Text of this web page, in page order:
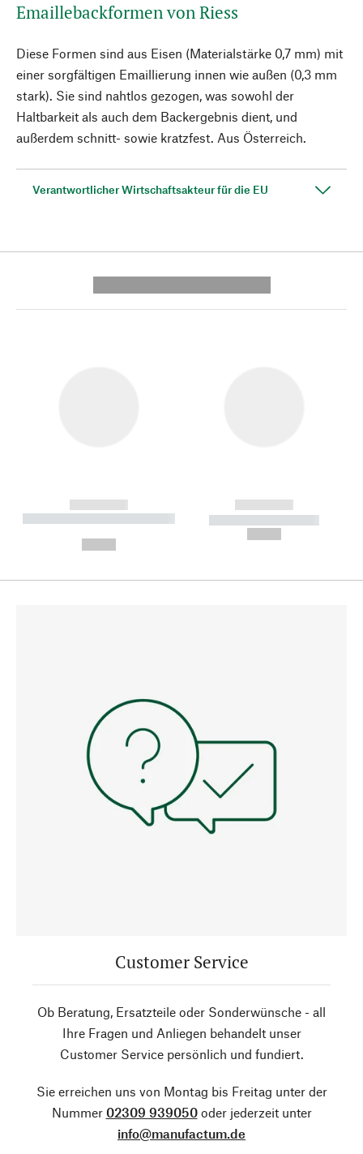
Emaillebackformen von Riess
Diese Formen sind aus Eisen (Materialstärke 0,7 mm) mit
einer sorgfältigen Emaillierung innen wie außen (0,3 mm
stark). Sie sind nahtlos gezogen, was sowohl der
Haltbarkeit als auch dem Backergebnis dient, und
außerdem schnitt- sowie kratzfest. Aus Österreich.
Verantwortlicher Wirtschaftsakteur für die EU
------------
----------- ----------- --------
------------
----------- -----------
Customer Service
Ob Beratung, Ersatzteile oder Sonderwünsche - all
Ihre Fragen und Anliegen behandelt unser
Customer Service persönlich und fundiert.
Sie erreichen uns von Montag bis Freitag unter der
Nummer 02309 939050oder jederzeit unter
info@manufactum.de